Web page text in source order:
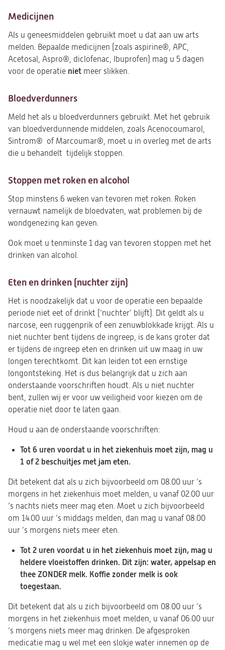
Medicijnen
Als u geneesmiddelen gebruikt moet u dat aan uw arts
melden. Bepaalde medicijnen (zoals aspirine®, APC,
Acetosal, Aspro®, diclofenac, Ibuprofen) mag u 5 dagen
voor de operatie niet meer slikken.
Bloedverdunners
Meld het als u bloedverdunners gebruikt. Met het gebruik
van bloedverdunnende middelen, zoals Acenocoumarol,
Sintrom® of Marcoumar®, moet u in overleg met de arts
die u behandelt tijdelijk stoppen.
Stoppen met roken en alcohol
Stop minstens 6 weken van tevoren met roken. Roken
vernauwt namelijk de bloedvaten, wat problemen bij de
wondgenezing kan geven.
Ook moet u tenminste 1 dag van tevoren stoppen met het
drinken van alcohol.
Eten en drinken (nuchter zijn)
Het is noodzakelijk dat u voor de operatie een bepaalde
periode niet eet of drinkt (‘nuchter’ blijft). Dit geldt als u
narcose, een ruggenprik of een zenuwblokkade krijgt. Als u
niet nuchter bent tijdens de ingreep, is de kans groter dat
er tijdens de ingreep eten en drinken uit uw maag in uw
longen terechtkomt. Dit kan leiden tot een ernstige
longontsteking. Het is dus belangrijk dat u zich aan
onderstaande voorschriften houdt. Als u niet nuchter
bent, zullen wij er voor uw veiligheid voor kiezen om de
operatie niet door te laten gaan.
Houd u aan de onderstaande voorschriften:
Tot 6 uren voordat u in het ziekenhuis moet zijn, mag u
1 of 2 beschuitjes met jam eten.
Dit betekent dat als u zich bijvoorbeeld om 08.00 uur ’s
morgens in het ziekenhuis moet melden, u vanaf 02.00 uur
’s nachts niets meer mag eten. Moet u zich bijvoorbeeld
om 14.00 uur ’s middags melden, dan mag u vanaf 08.00
uur ’s morgens niets meer eten.
Tot 2 uren voordat u in het ziekenhuis moet zijn, mag u
heldere vloeistoffen drinken. Dit zijn: water, appelsap en
thee ZONDER melk. Koffie zonder melk is ook
toegestaan.
Dit betekent dat als u zich bijvoorbeeld om 08.00 uur ’s
morgens in het ziekenhuis moet melden, u vanaf 06.00 uur
’s morgens niets meer mag drinken. De afgesproken
medicatie mag u wel met een slokje water innemen op de